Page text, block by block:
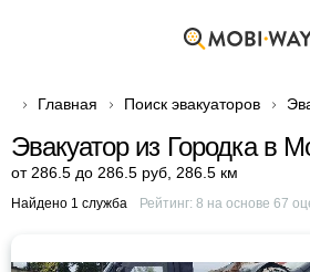
Главная Поиск эвакуаторов
Эвакуатор из Городка в
от 286.5 до 286.5 руб 286.5 км
Найдено 1 служба Рейтинг: 8 на основе 67